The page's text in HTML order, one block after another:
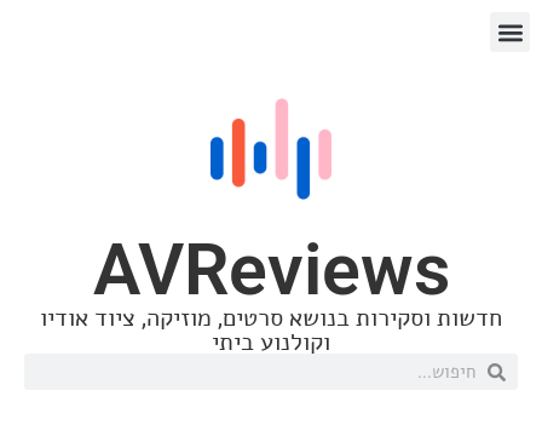
בנושא סרטים, מוזיקה, ציוד אודיו
וקולנוע ביתי